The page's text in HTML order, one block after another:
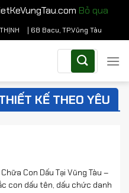
Bỏ qua
| 68 Bacu, TP.Vũng Tàu
kiếm:
KẾ THEO YÊU
Con Dấu Tại Vũng Tàu –
con dấu tên, dấu chức danh